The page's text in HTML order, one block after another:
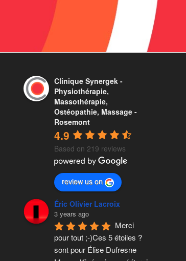
Clinique Synergek -
Physiothérapie,
Massothérapie,
Ostéopathie, Massage -
Rosemont
4.9
Based on 219 reviews
review us on
Éric Olivier Lacroix
3 years ago
Merci
pour tout ;-)Ces 5 étoiles ?
sont pour Élise Dufresne